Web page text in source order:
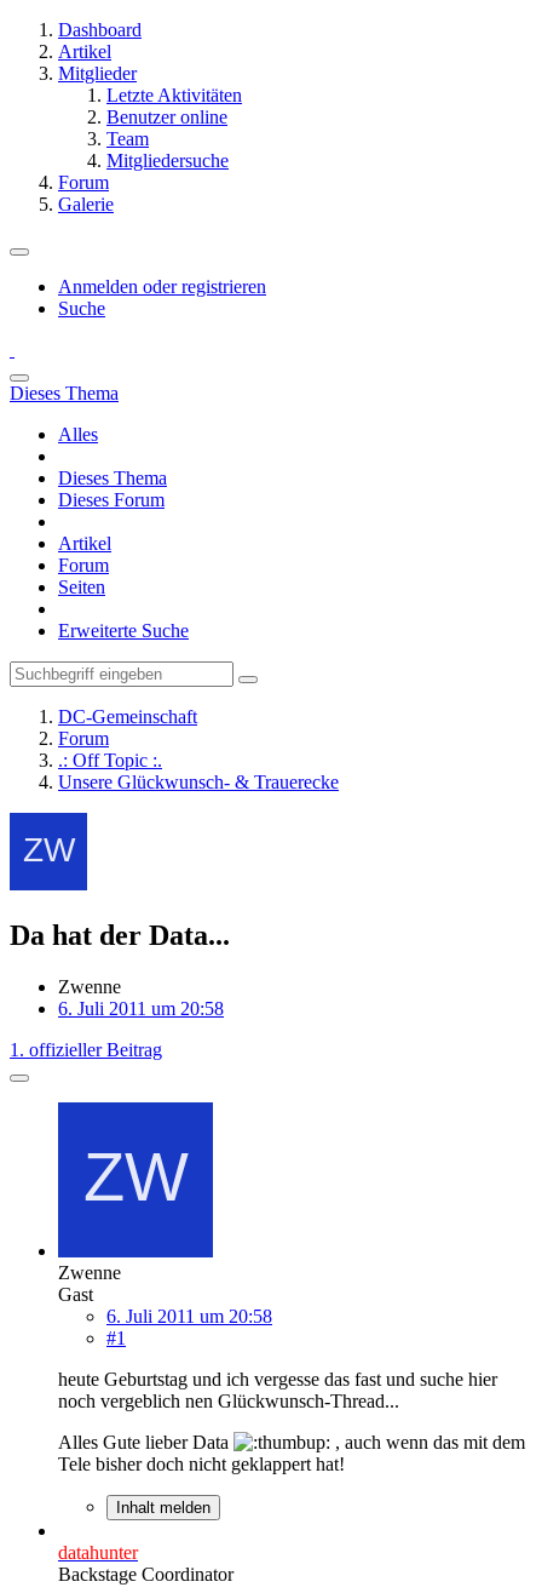
Dashboard
Artikel
Mitglieder
Letzte Aktivitäten
Benutzer online
Team
Mitgliedersuche
Forum
Galerie
Anmelden oder registrieren
Suche
Dieses Thema
Alles
Dieses Thema
Dieses Forum
Artikel
Forum
Seiten
Erweiterte Suche
DC-Gemeinschaft
Forum
.: Off Topic :.
Unsere Glückwunsch- & Trauerecke
Da hat der Data...
Zwenne
6. Juli 2011 um 20:58
1. offizieller Beitrag
Zwenne
Gast
6. Juli 2011 um 20:58
#1
heute Geburtstag und ich vergesse das fast und suche hier
noch vergeblich nen Glückwunsch-Thread...
Alles Gute lieber Data
, auch wenn das mit dem
Tele bisher doch nicht geklappert hat!
Inhalt melden
datahunter
Backstage Coordinator